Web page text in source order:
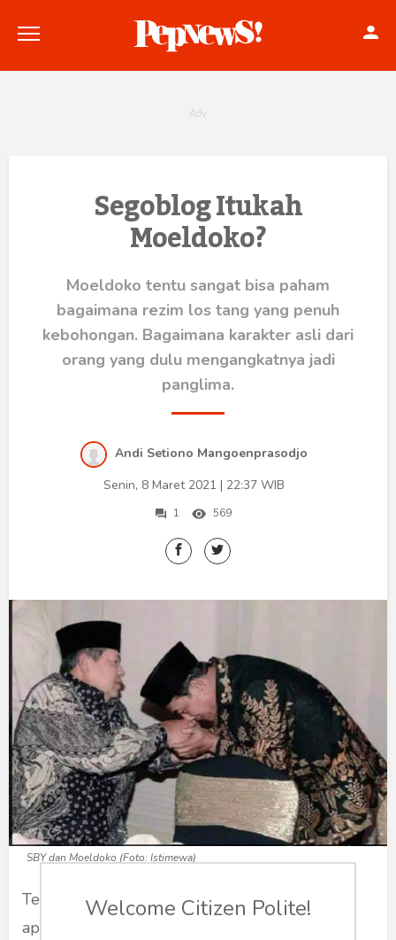
Hankam
Internasional
Bisnis
Segoblog Itukah
Moeldoko?
Moeldoko tentu sangat bisa paham
bagaimana rezim los tang yang penuh
kebohongan. Bagaimana karakter asli dari
orang yang dulu mengangkatnya jadi
panglima.
Andi Setiono Mangoenprasodjo
Senin, 8 Maret 2021 | 22:37 WIB
1 569
SBY dan Moeldoko (Foto: Istimewa)
Tentu pertanyaan ini, juga bisa berarti sejenius
apakah dia. Atau kalau lebih netral, seberapa
Welcome Citizen Polite!